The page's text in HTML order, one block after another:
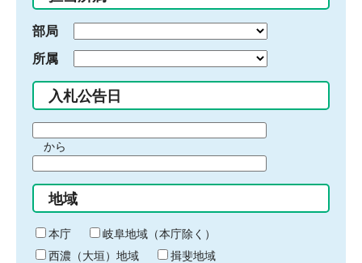
力
部局
所属
入札公告日
間
始
り
から
間
終
わ
り
地域
本庁
岐阜地域（本庁除く）
西濃（大垣）地域
揖斐地域